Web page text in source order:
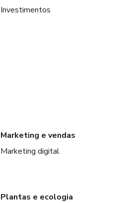
Investimentos
Marketing e vendas
Marketing digital
Plantas e ecologia